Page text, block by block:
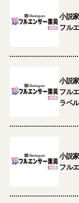
小説
フル
小説
フル
ラベル
小説
フル